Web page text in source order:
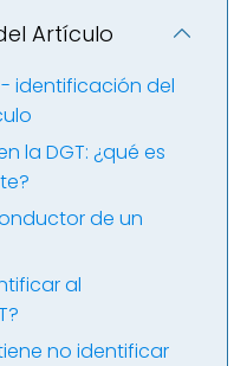
Artículo
identificación del
la DGT: ¿qué es
de un
al
no identificar